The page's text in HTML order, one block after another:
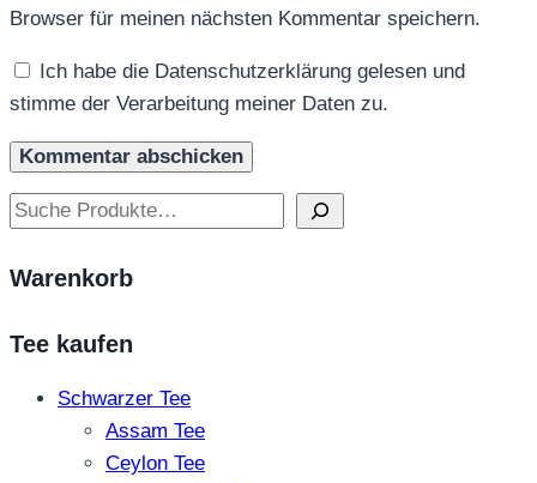
Browser für meinen nächsten Kommentar speichern.
Ich habe die Datenschutzerklärung gelesen und
stimme der Verarbeitung meiner Daten zu.
Suchen
Warenkorb
Tee kaufen
Schwarzer Tee
Assam Tee
Ceylon Tee